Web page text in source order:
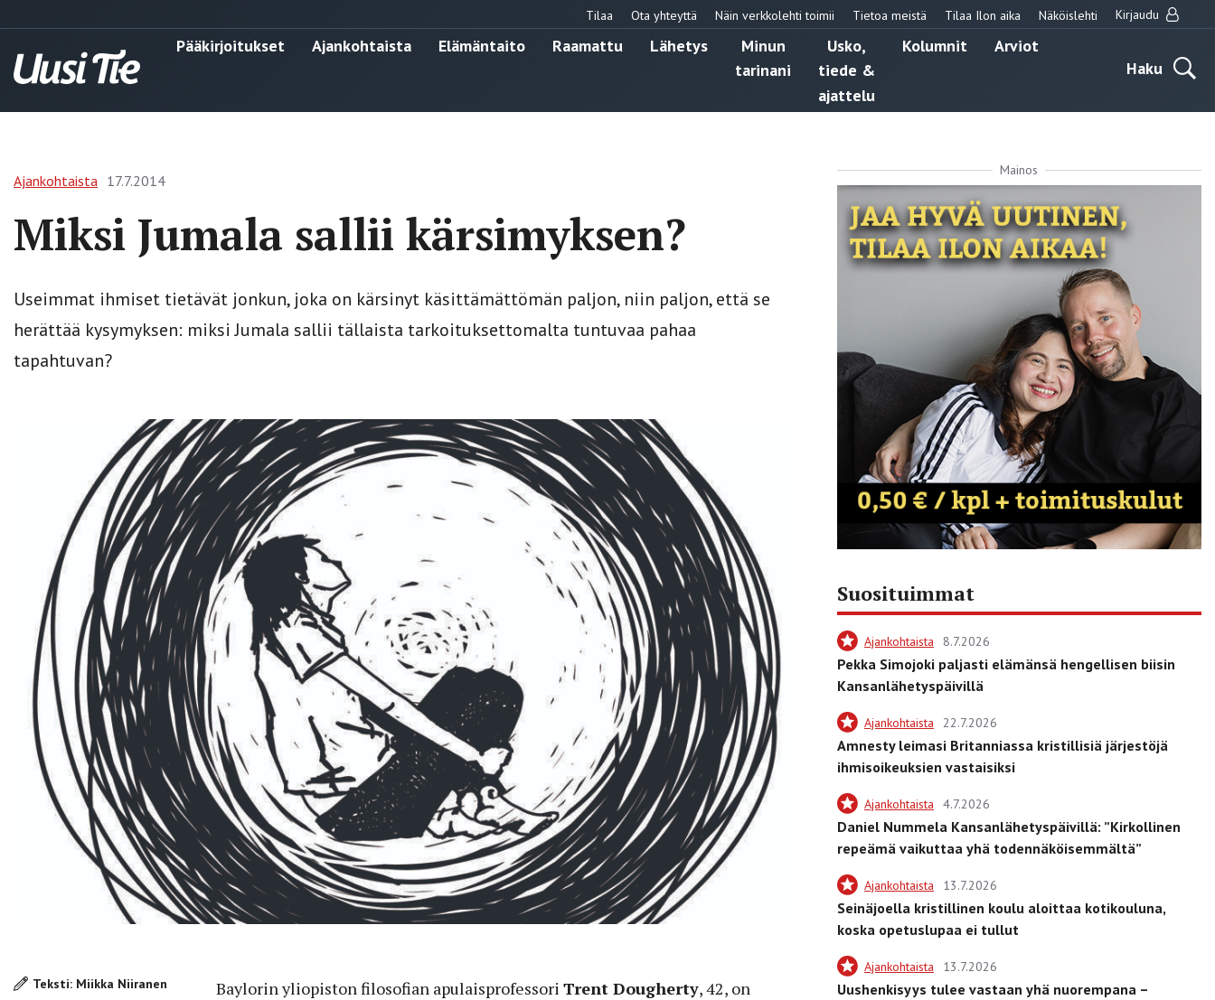
Tilaa Ota yhteyttä Näin verkkolehti toimii Tietoa meistä Tilaa Ilon aika Näköislehti Kirjaudu
Pääkirjoitukset Ajankohtaista Elämäntaito Raamattu Lähetys
Minun
tarinani
Usko,
tiede &
ajattelu
Kolumnit
Arviot
Haku
Ajankohtaista 17.7.2014
Miksi Jumala sallii kärsimyksen?
Useimmat ihmiset tietävät jonkun, joka on kärsinyt käsittämättömän paljon, niin paljon, että se
herättää kysymyksen: miksi Jumala sallii tällaista tarkoituksettomalta tuntuvaa pahaa
tapahtuvan?
Teksti: Miikka Niiranen Baylorin yliopiston filosofian apulaisprofessori Trent Dougherty, 42, on
Mainos
Suosituimmat
Ajankohtaista 8.7.2026
Pekka Simojoki paljasti elämänsä hengellisen biisin
Kansanlähetyspäivillä
Ajankohtaista 22.7.2026
Amnesty leimasi Britanniassa kristillisiä järjestöjä
ihmisoikeuksien vastaisiksi
Ajankohtaista 4.7.2026
Daniel Nummela Kansanlähetyspäivillä: ”Kirkollinen
repeämä vaikuttaa yhä todennäköisemmältä”
Ajankohtaista 13.7.2026
Seinäjoella kristillinen koulu aloittaa kotikouluna,
koska opetuslupaa ei tullut
Ajankohtaista 13.7.2026
Uushenkisyys tulee vastaan yhä nuorempana –